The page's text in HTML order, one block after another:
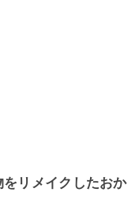
をリメイクしたおか